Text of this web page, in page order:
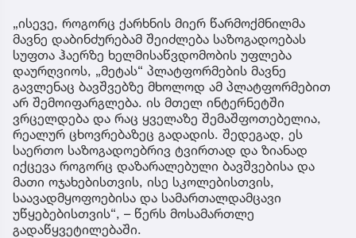
„ისევე, როგორც ქარხნის მიერ წარმოქმნილმა
მავნე დაბინძურებამ შეიძლება საზოგადოებას
სუფთა ჰაერზე ხელმისაწვდომობის უფლება
დაურღვიოს, „მეტას“ პლატფორმების მავნე
გავლენაც ბავშვებზე მხოლოდ ამ პლატფორმებით
არ შემოიფარგლება. ის მთელ ინტერნეტში
ვრცელდება და რაც ყველაზე შემაშფოთებელია,
რეალურ ცხოვრებაზეც გადადის. შედეგად, ეს
საერთო საზოგადოებრივ ტვირთად და ზიანად
იქცევა როგორც დაზარალებული ბავშვებისა და
მათი ოჯახებისთვის, ისე სკოლებისთვის,
საავადმყოფოებისა და სამართალდამცავი
უწყებებისთვის“, – წერს მოსამართლე
გადაწყვეტილებაში.